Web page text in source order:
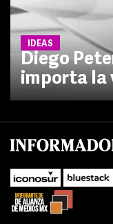
IDEAS
Diego
importa la